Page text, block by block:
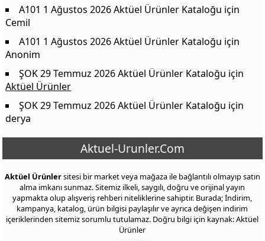
A101 1 Ağustos 2026 Aktüel Ürünler Kataloğu için
Cemil
A101 1 Ağustos 2026 Aktüel Ürünler Kataloğu için
Anonim
ŞOK 29 Temmuz 2026 Aktüel Ürünler Kataloğu için
Aktüel Ürünler
ŞOK 29 Temmuz 2026 Aktüel Ürünler Kataloğu için
derya
Aktuel-Urunler.Com
Aktüel Ürünlersitesi bir market veya mağaza ile bağlantılı olmayıp satın
alma imkanı sunmaz. Sitemiz ilkeli, saygılı, doğru ve orijinal yayın
yapmakta olup alışveriş rehberi niteliklerine sahiptir. Burada; İndirim,
kampanya, katalog, ürün bilgisi paylaşılır ve ayrıca değişen indirim
içeriklerinden sitemiz sorumlu tutulamaz. Doğru bilgi için kaynak: Aktüel
Ürünler